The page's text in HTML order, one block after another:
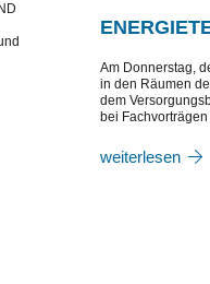
Am Donnerstag,
in den Räumen
dem
bei
weiterlesen